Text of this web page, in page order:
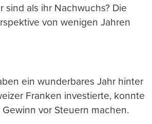
sind als ihr Nachwuchs? Die
von wenigen Jahren
ein wunderbares Jahr hinter
Franken investierte, konnte
Gewinn vor Steuern machen.